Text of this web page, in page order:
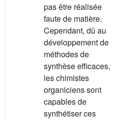
pas être réalisée
faute de matière.
Cependant, dû au
développement de
méthodes de
synthèse efficaces,
les chimistes
organiciens sont
capables de
synthétiser ces